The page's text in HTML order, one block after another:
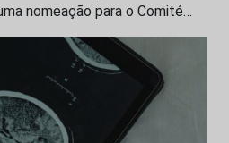
nomeação para o Comité…